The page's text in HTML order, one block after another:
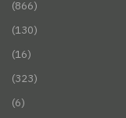
(866)
(130)
(16)
(323)
(6)